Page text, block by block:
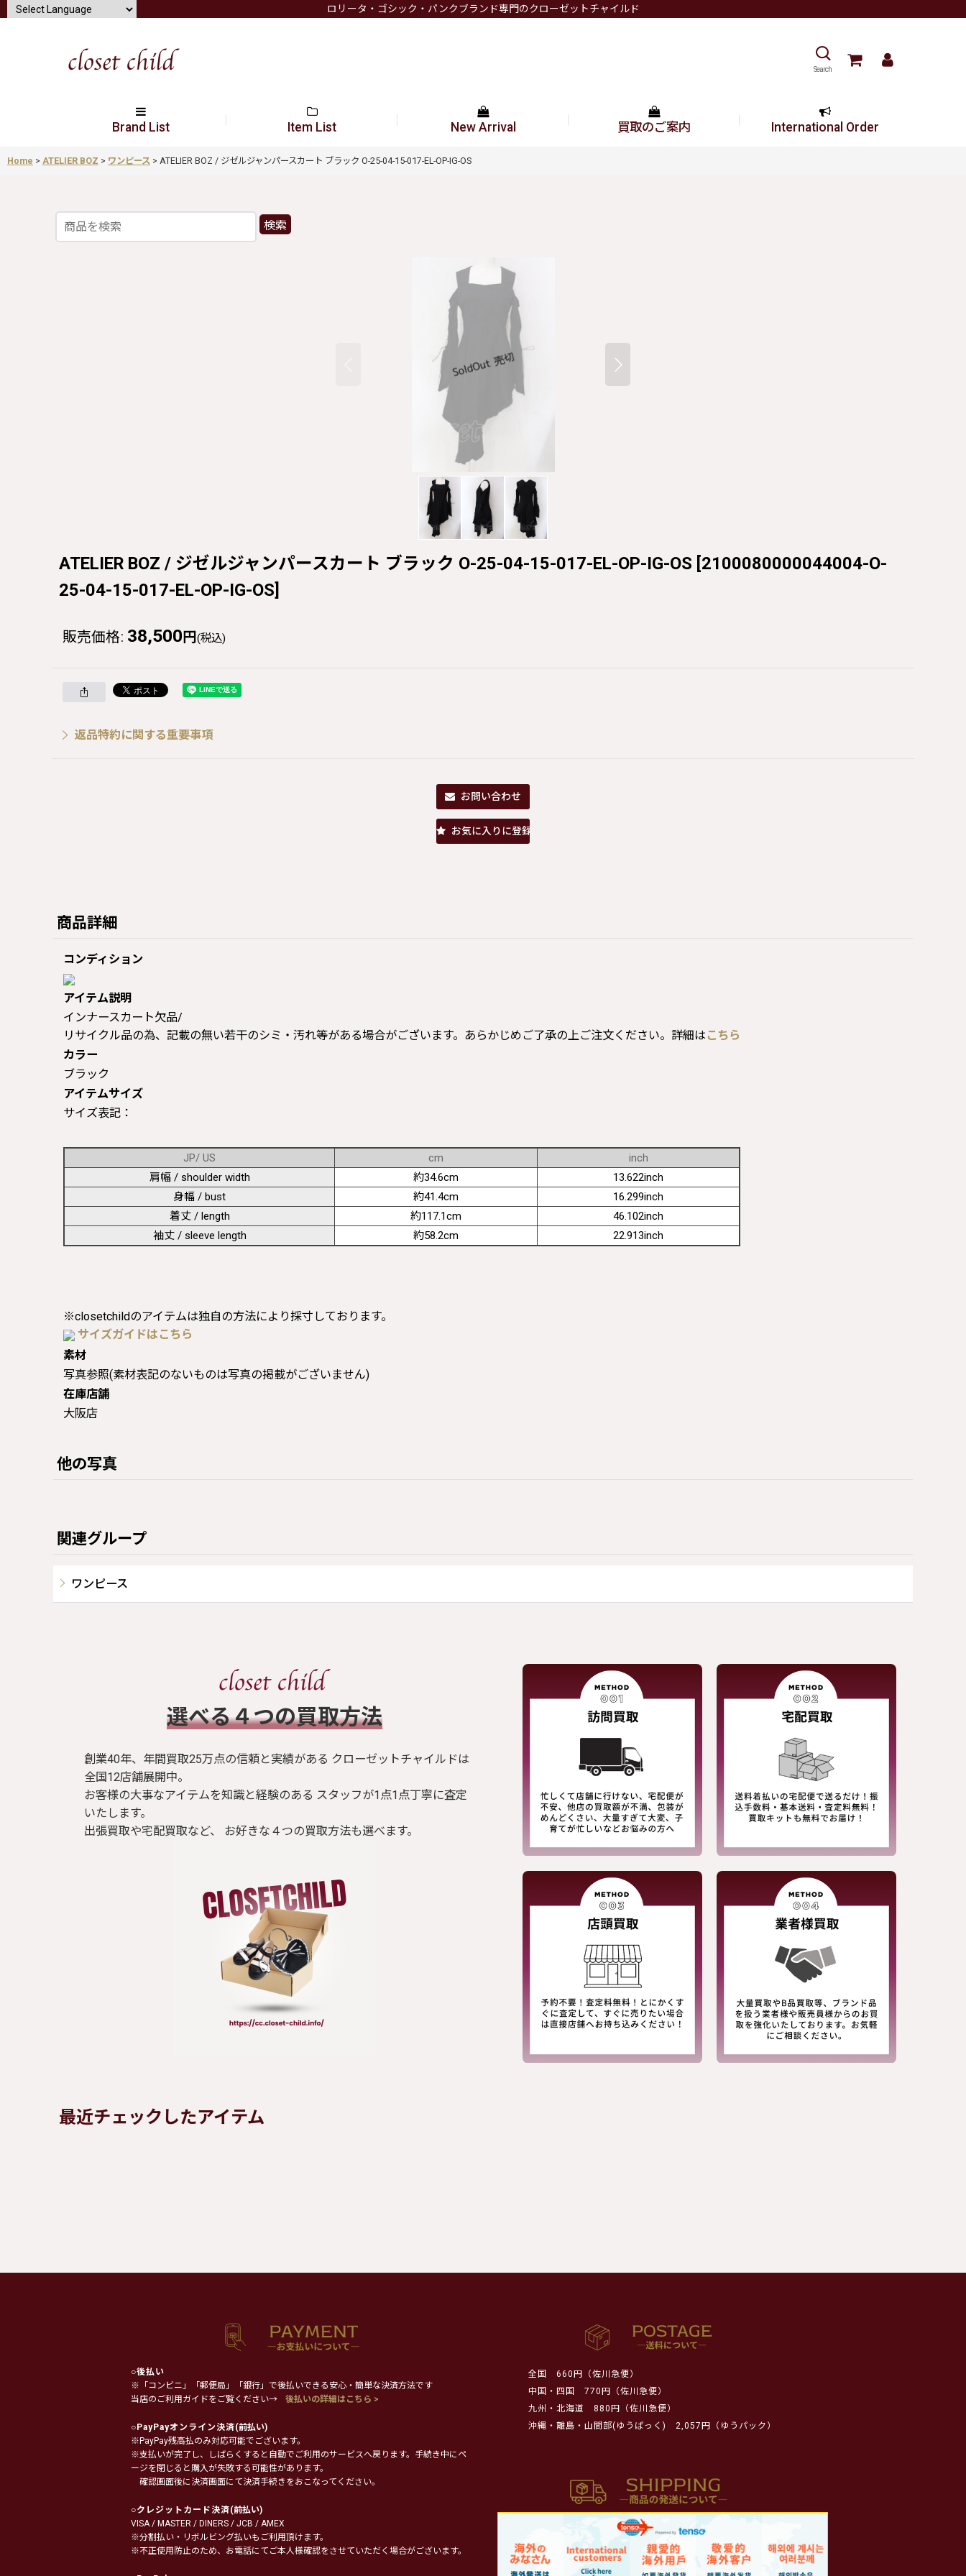
ロリータ・ゴシック・パンクブランド専門のクローゼットチャイルド
Search
Brand List Item List New Arrival 買取のご案内 International Order
Home > ATELIER BOZ > ワンピース > ATELIER BOZ / ジゼルジャンパースカート ブラック O-25-04-15-017-EL-OP-IG-OS
検索
ATELIER BOZ / ジゼルジャンパースカート ブラック O-25-04-15-017-EL-OP-IG-OS [2100080000044004-O-
25-04-15-017-EL-OP-IG-OS]
販売価格: 38,500 円 (税込)
返品特約に関する重要事項
お問い合わせ
お気に入りに登録
商品詳細
コンディション
アイテム説明
インナースカート欠品/
リサイクル品の為、記載の無い若干のシミ・汚れ等がある場合がございます。あらかじめご了承の上ご注文ください。詳細は こちら
カラー
ブラック
アイテムサイズ
サイズ表記：
JP/ US cm
inch
肩幅 / shoulder width
約34.6cm
13.622inch
身幅 / bust
約41.4cm
16.299inch
着丈 / length
約117.1cm
46.102inch
袖丈 / sleeve length
約58.2cm 22.913inch
※closetchildのアイテムは独自の方法により採寸しております。
サイズガイドはこちら
素材
写真参照(素材表記のないものは写真の掲載がございません)
在庫店舗
大阪店
他の写真
関連グループ
ワンピース
​選べる４つの買取方法
創業40年、年間買取25万点の信頼と実績がある クローゼットチャイルドは
全国12店舗展開中。
お客様の大事なアイテムを知識と経験のある スタッフが1点1点丁寧に査定
いたします。
出張買取や宅配買取など、 お好きな４つの買取方法も選べます。
最近チェックしたアイテム
○後払い
※「コンビニ」「郵便局」「銀行」で後払いできる安心・簡単な決済方法です
当店のご利用ガイドをご覧ください→
後払いの詳細はこちら >
○PayPayオンライン決済(前払い)
※PayPay残高払のみ対応可能でございます。
※支払いが完了し、しばらくすると自動でご利用のサービスへ戻ります。手続き中にペ
ージを閉じると購入が失敗する可能性があります。
確認画面後に決済画面にて決済手続きをおこなってください。
○クレジットカード決済(前払い)
VISA / MASTER / DINERS / JCB / AMEX
※分割払い・リボルビング払いもご利用頂けます。
※不正使用防止のため、お電話にてご本人様確認をさせていただく場合がございます。
全国
660円（佐川急便）
中国・四国
770円（佐川急便）
九州・北海道
880円（佐川急便）
沖縄・離島・山間部(ゆうぱっく)
2,057円（ゆうパック）